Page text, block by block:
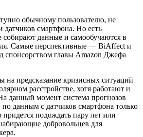
обычному пользователю, не
датчиков смартфона. Но есть
данные и самообучаются в
Самые перспективные — BiAffect и
спонсорством главы Amazon Джефа
на предсказание кризисных ситуаций
расстройстве, хотя работают и
данный момент система прогнозов
данным с датчиков смартфона только
придется подождать пару лет или
добровольцев для